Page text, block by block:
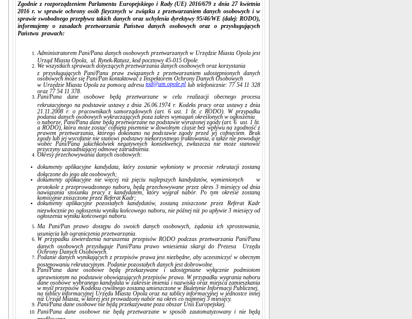
Zgodnie z rozporządzeniem Parlamentu Europejskiego i Rady (UE) 2016/679 z dnia 27 kwietnia
2016 r. w sprawie ochrony osób fizycznych w związku z przetwarzaniem danych osobowych i w
sprawie swobodnego przepływu takich danych oraz uchylenia dyrektywy 95/46/WE (dalej: RODO),
informujemy o zasadach przetwarzania Państwa danych osobowych oraz o przysługujących
Państwu prawach:
Administratorem Pani/Pana danych osobowych przetwarzanych w Urzędzie Miasta Opola jest
Urząd Miasta Opola, ul. Rynek-Ratusz, kod pocztowy 45-015 Opole.
We wszystkich sprawach dotyczących przetwarzania danych osobowych oraz korzystania
z przysługujących Pani/Panu praw związanych z przetwarzaniem udostępnionych danych
osobowych może się Pani/Pan kontaktować z Inspektorem Ochrony Danych Osobowych
w Urzędzie Miasta Opola za pomocą adresuiod@um.opole.pl lub telefonicznie: 77 54 11 328
oraz 77 54 11 378.
Pani/Pana dane osobowe będą przetwarzane w celu realizacji obecnego procesu
rekrutacyjnego na podstawie ustawy z dnia 26.06.1974 r. Kodeks pracy oraz ustawy z dnia
21.11.2008 r. o pracownikach samorządowych (art. 6 ust. 1 lit. c RODO). W przypadku
podania danych osobowych wykraczających poza zakres wymagań określonych w ogłoszeniu
o naborze, Pani/Pana dane będą przetwarzane na podstawie wyrażonej zgody (art. 6 ust. 1 lit.
a RODO), która może zostać cofnięta pisemnie w dowolnym czasie bez wpływu na zgodność z
prawem przetwarzania, którego dokonano na podstawie zgody przed jej cofnięciem. Brak
zgody lub jej wycofanie nie stanowi podstawy niekorzystnego traktowania, a także nie powoduje
wobec Pani/Pana jakichkolwiek negatywnych konsekwencji, zwłaszcza nie może stanowić
przyczyny uzasadniającej odmowę zatrudnienia.
Okresy przechowywania danych osobowych:
dokumenty aplikacyjne kandydata, który zostanie wyłoniony w procesie rekrutacji zostaną
dołączone do jego akt osobowych;
dokumenty aplikacyjne nie więcej niż pięciu najlepszych kandydatów, wymienionych w
protokole z przeprowadzonego naboru, będą przechowywane przez okres 3 miesięcy od dnia
nawiązania stosunku pracy z kandydatem, który wygrał nabór. Po tym okresie zostaną
komisyjnie zniszczone przez Referat Kadr;
dokumenty aplikacyjne pozostałych kandydatów, zostaną zniszczone przez Referat Kadr
niezwłocznie po ogłoszeniu wyniku końcowego naboru, nie późnej niż po upływie 3 miesięcy od
ogłoszenia wyniku końcowego naboru.
Ma Pani/Pan prawo dostępu do swoich danych osobowych, żądania ich sprostowania,
usunięcia lub ograniczenia przetwarzania.
W przypadku stwierdzenia naruszenia przepisów RODO podczas przetwarzania Pani/Pana
danych osobowych przysługuje Pani/Panu prawo wniesienia skargi do Prezesa Urzędu
Ochrony Danych Osobowych.
Podanie danych wynikających z przepisów prawa jest niezbędne, aby uczestniczyć w obecnym
postępowaniu rekrutacyjnym. Podanie pozostałych danych jest dobrowolne.
Pani/Pana dane osobowe będą przekazywane i udostępniane wyłącznie podmiotom
uprawnionym na podstawie obowiązujących przepisów prawa. W przypadku wygrania naboru
dane osobowe wybranego kandydata w zakresie imienia i nazwiska oraz miejsca zamieszkania
w myśl przepisów Kodeksu cywilnego zostaną umieszczone w Biuletynie Informacji Publicznej,
na tablicy informacyjnej Urzędu Miasta Opola oraz na tablicy informacyjnej w jednostce innej
niż Urząd Miasta, w której jest prowadzony nabór na okres co najmniej 3 miesięcy.
Pani/Pana dane osobowe nie będą przekazywane poza obszar Unii Europejskiej.
Pani/Pana dane osobowe nie będą przetwarzane w sposób zautomatyzowany i nie będą